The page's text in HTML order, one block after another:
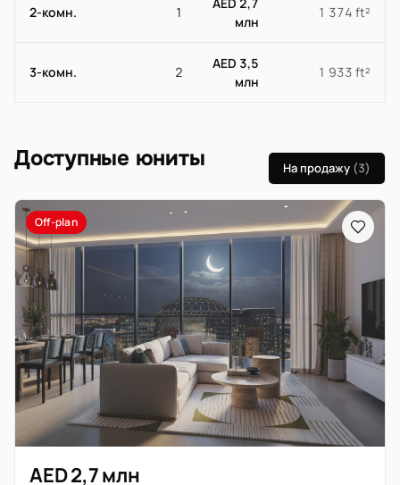
2-комн. 1
млн
1 374 ft²
3-комн. 2
AED 3,5
млн
1 933 ft²
Доступные юниты На продажу (3)
Off-plan
AED 2,7 млн